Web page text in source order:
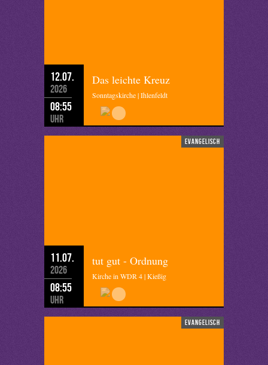
12.07.
2026
08:55
Uhr
Das leichte Kreuz
Sonntagskirche | Ihlenfeldt
evangelisch
11.07.
2026
08:55
Uhr
tut gut - Ordnung
Kirche in WDR 4 | Kießig
evangelisch